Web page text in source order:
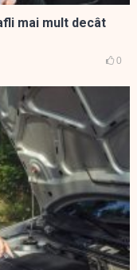
mai mult decât
0